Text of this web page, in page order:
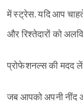
में स्ट्रेस. यदि आप
और रिश्तेदारों को
प्रोफेशनल्स की मदद लें
जब आपको अपनी नींद